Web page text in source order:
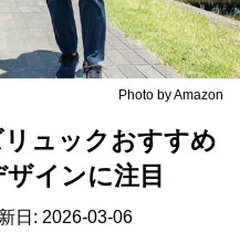
Photo by Amazon
ュックおすすめ
インに注目
日: 2026-03-06